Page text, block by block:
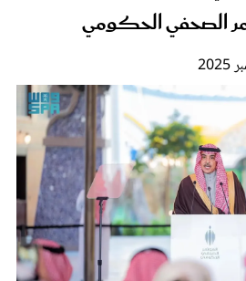
الصحفي الحكومي